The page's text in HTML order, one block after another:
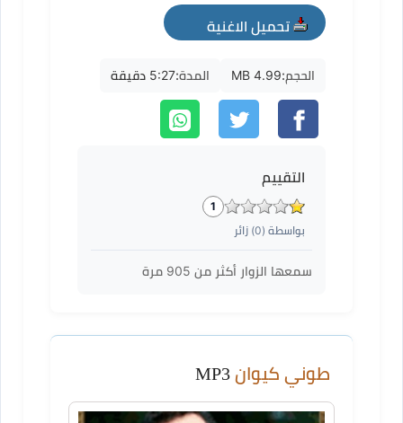
تحميل الاغنية
mp3
الحجم:4.99 MB المدة:5:27 دقيقة
التقييم
1
بواسطة (0) زائر
سمعها الزوار أكثر من 905 مرة
طوني كيوان